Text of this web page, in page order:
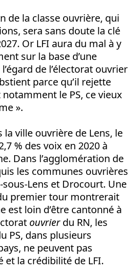
de la classe ouvrière, qui
sera sans doute la clé
Or LFI aura du mal à y
sur la base d’une
de l’électorat ouvrier
parce qu’il rejette
notamment le PS, ce vieux
».
la ville ouvrière de Lens, le
% des voix en 2020 à
Dans l’agglomération de
les communes ouvrières
Lens et Drocourt. Une
premier tour montrerait
est loin d’être cantonné à
ouvrierdu RN, les
PS, dans plusieurs
ne peuvent pas
et la crédibilité de LFI.